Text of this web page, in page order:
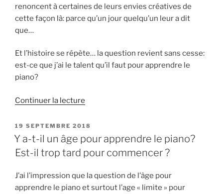
renoncent à certaines de leurs envies créatives de
cette façon là: parce qu’un jour quelqu’un leur a dit
que…
Et l’histoire se répète… la question revient sans cesse:
est-ce que j’ai le talent qu’il faut pour apprendre le
piano?
Continuer la lecture
il
avoir
talent
pour
apprendre
PUBLIÉ
LE
19 SEPTEMBRE 2018
Y a-t-il un âge pour apprendre le piano?
Est-il trop tard pour commencer ?
J’ai l’impression que la question de l’âge pour
apprendre le piano et surtout l’age « limite » pour